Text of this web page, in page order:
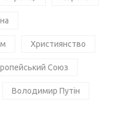
Християнство
Союз
Володимир Путін